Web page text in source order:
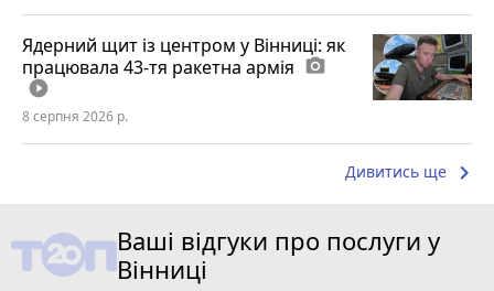
Ядерний щит із центром у Вінниці: як
працювала 43-тя ракетна армія photo_camera
play_circle_filled
8 серпня 2026 р.
Дивитись ще keyboard_arrow_right
Ваші відгуки про послуги у
Вінниці